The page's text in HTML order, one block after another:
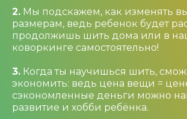
2. Мы подскажем, как изменять
размерам, ведь ребенок будет
продолжишь шить дома или в
коворкинге самостоятельно!
3. Когда ты научишься шить,
экономить: ведь цена вещи =
сэкономленные деньги можно
развитие и хобби ребёнка.